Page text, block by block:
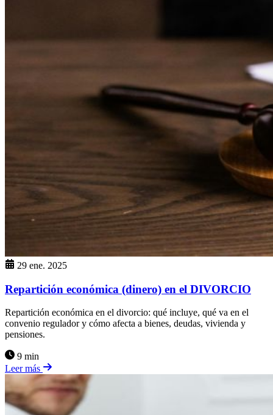
29 ene. 2025
Repartición económica (dinero) en el DIVORCIO
Repartición económica en el divorcio: qué incluye, qué va en el
convenio regulador y cómo afecta a bienes, deudas, vivienda y
pensiones.
9 min
Leer más